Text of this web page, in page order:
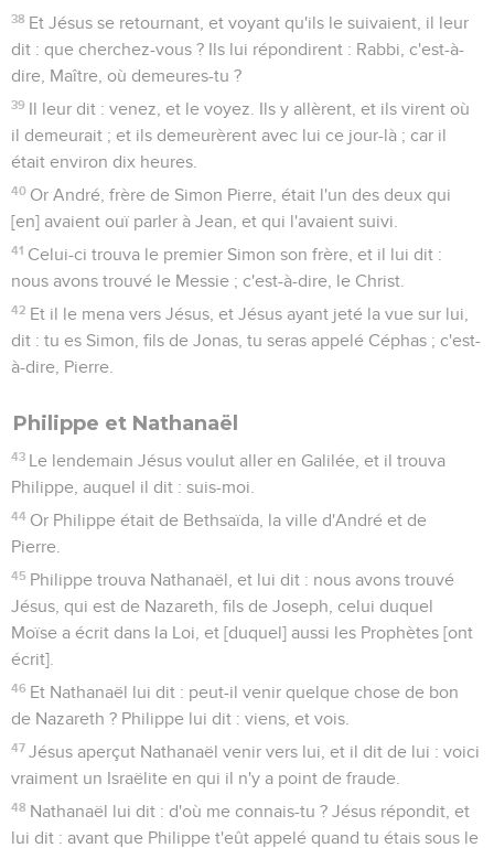
38 Et Jésus se retournant, et voyant qu'ils le suivaient, il leur
dit : que cherchez-vous ? Ils lui répondirent : Rabbi, c'est-à-
dire, Maître, où demeures-tu ?
39 Il leur dit : venez, et le voyez. Ils y allèrent, et ils virent où
il demeurait ; et ils demeurèrent avec lui ce jour-là ; car il
était environ dix heures.
40 Or André, frère de Simon Pierre, était l'un des deux qui
[en] avaient ouï parler à Jean, et qui l'avaient suivi.
41 Celui-ci trouva le premier Simon son frère, et il lui dit :
nous avons trouvé le Messie ; c'est-à-dire, le Christ.
42 Et il le mena vers Jésus, et Jésus ayant jeté la vue sur lui,
dit : tu es Simon, fils de Jonas, tu seras appelé Céphas ; c'est-
à-dire, Pierre.
Philippe et Nathanaël
43 Le lendemain Jésus voulut aller en Galilée, et il trouva
Philippe, auquel il dit : suis-moi.
44 Or Philippe était de Bethsaïda, la ville d'André et de
Pierre.
45 Philippe trouva Nathanaël, et lui dit : nous avons trouvé
Jésus, qui est de Nazareth, fils de Joseph, celui duquel
Moïse a écrit dans la Loi, et [duquel] aussi les Prophètes [ont
écrit].
46 Et Nathanaël lui dit : peut-il venir quelque chose de bon
de Nazareth ? Philippe lui dit : viens, et vois.
47 Jésus aperçut Nathanaël venir vers lui, et il dit de lui : voici
vraiment un Israëlite en qui il n'y a point de fraude.
48 Nathanaël lui dit : d'où me connais-tu ? Jésus répondit, et
lui dit : avant que Philippe t'eût appelé quand tu étais sous le